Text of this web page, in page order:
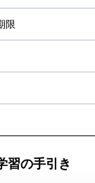
限
習の手引き